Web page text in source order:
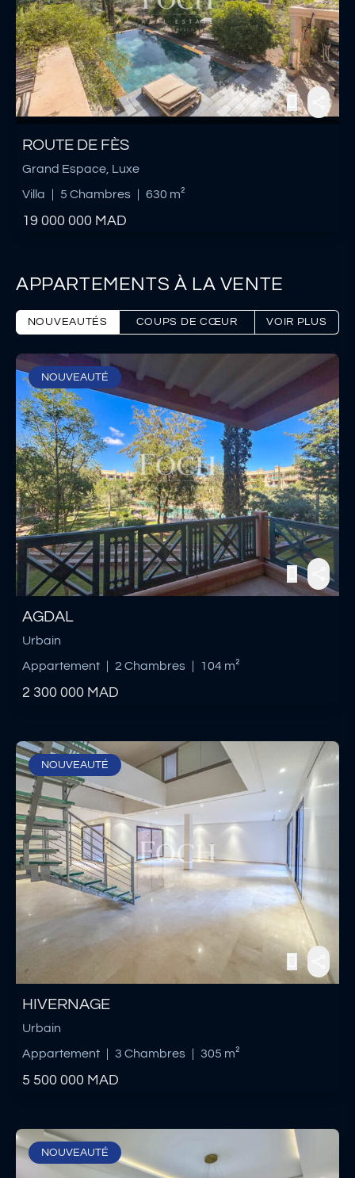
ROUTE DE FÈS
Grand Espace, Luxe
Villa
5 Chambres 630 m²
19 000 000 MAD
APPARTEMENTS À LA VENTE
NOUVEAUTÉS COUPS DE CŒUR VOIR PLUS
NOUVEAUTÉ
AGDAL
Urbain
Appartement
2 Chambres 104 m²
2 300 000 MAD
NOUVEAUTÉ
HIVERNAGE
Urbain
Appartement
3 Chambres 305 m²
5 500 000 MAD
NOUVEAUTÉ